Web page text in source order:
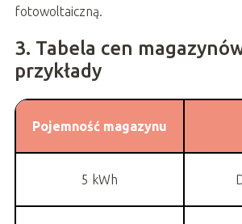
fotowoltaiczną.
3. Tabela cen
przykłady
Pojemność magazynu
5 kWh